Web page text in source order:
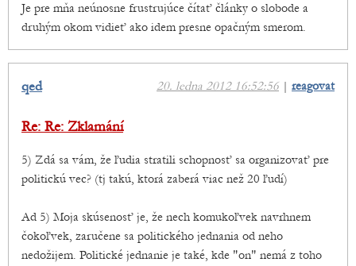
Je pre mňa neúnosne frustrujúce čítať články o slobode a
druhým okom vidieť ako idem presne opačným smerom.
20. ledna 2012 16:52:56 | reagovat
qed
Re: Re: Zklamání
5) Zdá sa vám, že ľudia stratili schopnosť sa organizovať pre
politickú vec? (tj takú, ktorá zaberá viac než 20 ľudí)
Ad 5) Moja skúsenosť je, že nech komukoľvek navrhnem
čokoľvek, zaručene sa politického jednania od neho
nedožijem. Politické jednanie je také, kde "on" nemá z toho